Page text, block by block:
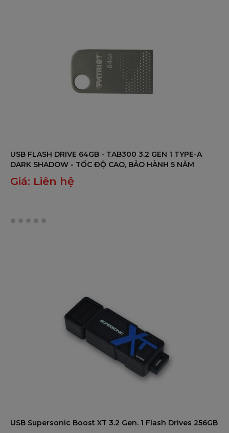
USB FLASH DRIVE 64GB - TAB300 3.2 GEN 1 TYPE-A
DARK SHADOW - TỐC ĐỘ CAO, BẢO HÀNH 5 NĂM
Giá: Liên hệ
USB Supersonic Boost XT 3.2 Gen. 1 Flash Drives 256GB